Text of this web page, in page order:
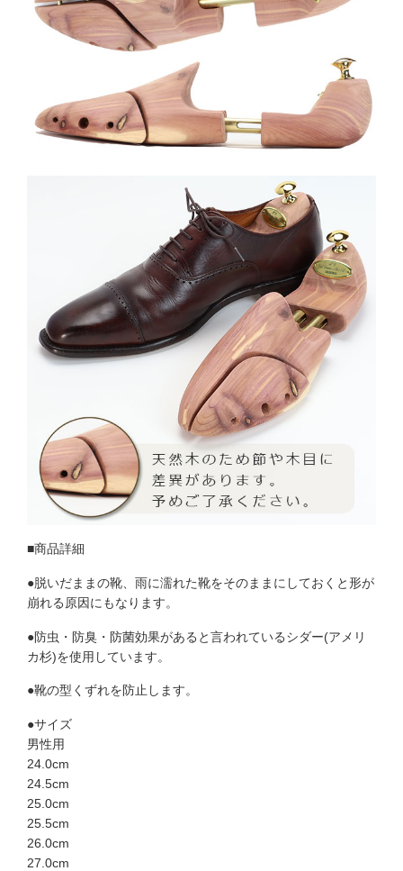
■商品詳細
●脱いだままの靴、雨に濡れた靴をそのままにしておくと形が
崩れる原因にもなります。
●防虫・防臭・防菌効果があると言われているシダー(アメリ
カ杉)を使用しています。
●靴の型くずれを防止します。
●サイズ
男性用
24.0cm
24.5cm
25.0cm
25.5cm
26.0cm
27.0cm